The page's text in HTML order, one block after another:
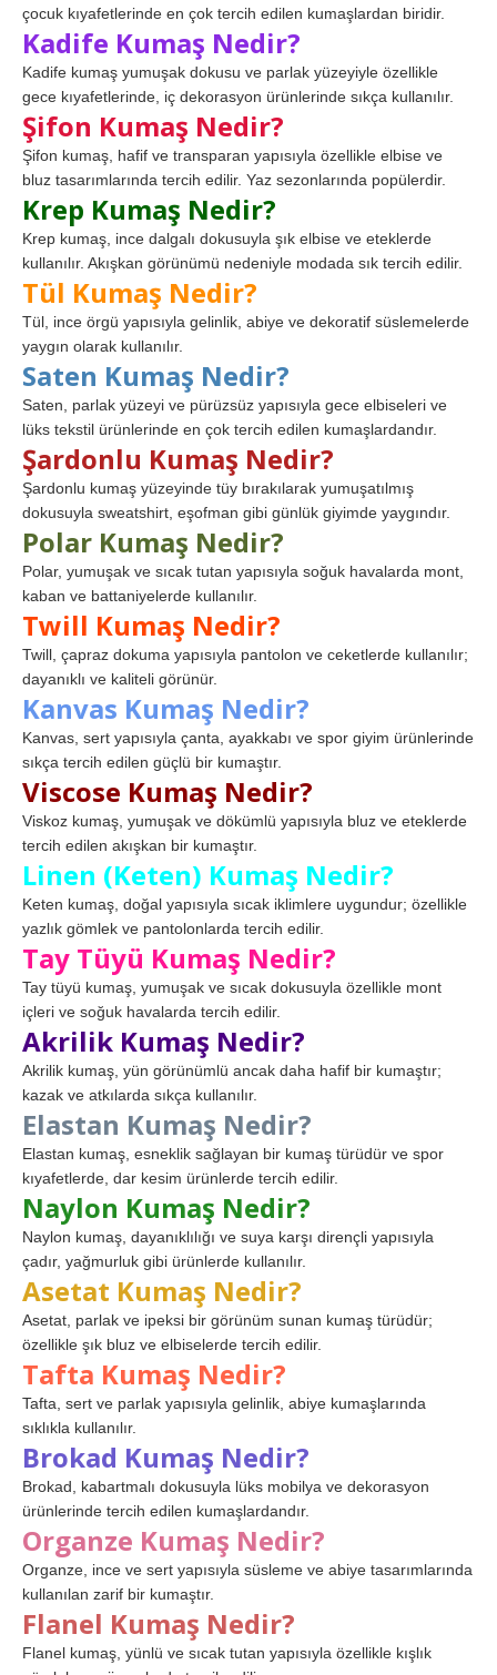
çocuk kıyafetlerinde en çok tercih edilen kumaşlardan biridir.
Kadife Kumaş Nedir?
Kadife kumaş yumuşak dokusu ve parlak yüzeyiyle özellikle
gece kıyafetlerinde, iç dekorasyon ürünlerinde sıkça kullanılır.
Şifon Kumaş Nedir?
Şifon kumaş, hafif ve transparan yapısıyla özellikle elbise ve
bluz tasarımlarında tercih edilir. Yaz sezonlarında popülerdir.
Krep Kumaş Nedir?
Krep kumaş, ince dalgalı dokusuyla şık elbise ve eteklerde
kullanılır. Akışkan görünümü nedeniyle modada sık tercih edilir.
Tül Kumaş Nedir?
Tül, ince örgü yapısıyla gelinlik, abiye ve dekoratif süslemelerde
yaygın olarak kullanılır.
Saten Kumaş Nedir?
Saten, parlak yüzeyi ve pürüzsüz yapısıyla gece elbiseleri ve
lüks tekstil ürünlerinde en çok tercih edilen kumaşlardandır.
Şardonlu Kumaş Nedir?
Şardonlu kumaş yüzeyinde tüy bırakılarak yumuşatılmış
dokusuyla sweatshirt, eşofman gibi günlük giyimde yaygındır.
Polar Kumaş Nedir?
Polar, yumuşak ve sıcak tutan yapısıyla soğuk havalarda mont,
kaban ve battaniyelerde kullanılır.
Twill Kumaş Nedir?
Twill, çapraz dokuma yapısıyla pantolon ve ceketlerde kullanılır;
dayanıklı ve kaliteli görünür.
Kanvas Kumaş Nedir?
Kanvas, sert yapısıyla çanta, ayakkabı ve spor giyim ürünlerinde
sıkça tercih edilen güçlü bir kumaştır.
Viscose Kumaş Nedir?
Viskoz kumaş, yumuşak ve dökümlü yapısıyla bluz ve eteklerde
tercih edilen akışkan bir kumaştır.
Linen (Keten) Kumaş Nedir?
Keten kumaş, doğal yapısıyla sıcak iklimlere uygundur; özellikle
yazlık gömlek ve pantolonlarda tercih edilir.
Tay Tüyü Kumaş Nedir?
Tay tüyü kumaş, yumuşak ve sıcak dokusuyla özellikle mont
içleri ve soğuk havalarda tercih edilir.
Akrilik Kumaş Nedir?
Akrilik kumaş, yün görünümlü ancak daha hafif bir kumaştır;
kazak ve atkılarda sıkça kullanılır.
Elastan Kumaş Nedir?
Elastan kumaş, esneklik sağlayan bir kumaş türüdür ve spor
kıyafetlerde, dar kesim ürünlerde tercih edilir.
Naylon Kumaş Nedir?
Naylon kumaş, dayanıklılığı ve suya karşı dirençli yapısıyla
çadır, yağmurluk gibi ürünlerde kullanılır.
Asetat Kumaş Nedir?
Asetat, parlak ve ipeksi bir görünüm sunan kumaş türüdür;
özellikle şık bluz ve elbiselerde tercih edilir.
Tafta Kumaş Nedir?
Tafta, sert ve parlak yapısıyla gelinlik, abiye kumaşlarında
sıklıkla kullanılır.
Brokad Kumaş Nedir?
Brokad, kabartmalı dokusuyla lüks mobilya ve dekorasyon
ürünlerinde tercih edilen kumaşlardandır.
Organze Kumaş Nedir?
Organze, ince ve sert yapısıyla süsleme ve abiye tasarımlarında
kullanılan zarif bir kumaştır.
Flanel Kumaş Nedir?
Flanel kumaş, yünlü ve sıcak tutan yapısıyla özellikle kışlık